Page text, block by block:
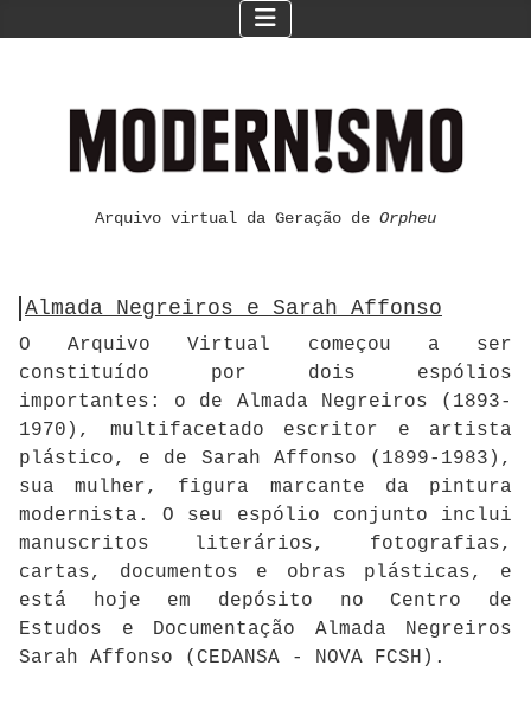
Arquivo virtual da Geração de Orpheu
Almada Negreiros e Sarah Affonso
O Arquivo Virtual começou a ser
constituído por dois espólios
importantes: o de Almada Negreiros (1893-
1970), multifacetado escritor e artista
plástico, e de Sarah Affonso (1899-1983),
sua mulher, figura marcante da pintura
modernista. O seu espólio conjunto inclui
manuscritos literários, fotografias,
cartas, documentos e obras plásticas, e
está hoje em depósito no Centro de
Estudos e Documentação Almada Negreiros
Sarah Affonso (CEDANSA - NOVA FCSH).